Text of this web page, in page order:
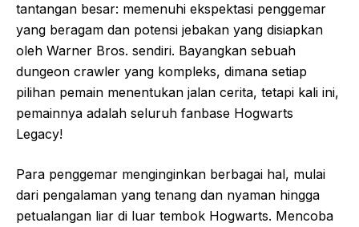
tantangan besar: memenuhi ekspektasi penggemar
yang beragam dan potensi jebakan yang disiapkan
oleh Warner Bros. sendiri. Bayangkan sebuah
dungeon crawler yang kompleks, dimana setiap
pilihan pemain menentukan jalan cerita, tetapi kali ini,
pemainnya adalah seluruh fanbase Hogwarts
Legacy!
Para penggemar menginginkan berbagai hal, mulai
dari pengalaman yang tenang dan nyaman hingga
petualangan liar di luar tembok Hogwarts. Mencoba